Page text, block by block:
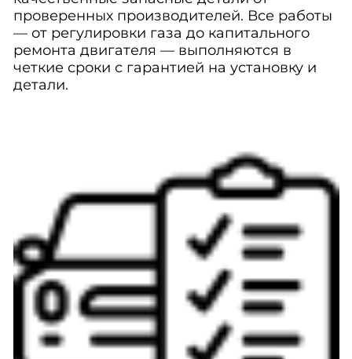
проверенных производителей. Все работы
— от регулировки газа до капитального
ремонта двигателя — выполняются в
четкие сроки с гарантией на установку и
детали.